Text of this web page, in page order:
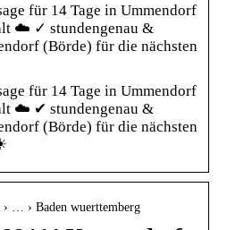
für 14 Tage in Ummendorf
☁️ ✓ stundengenau &
(Börde) für die nächsten
für 14 Tage in Ummendorf
☁️ ✔ stundengenau &
(Börde) für die nächsten
… › Baden wuerttemberg